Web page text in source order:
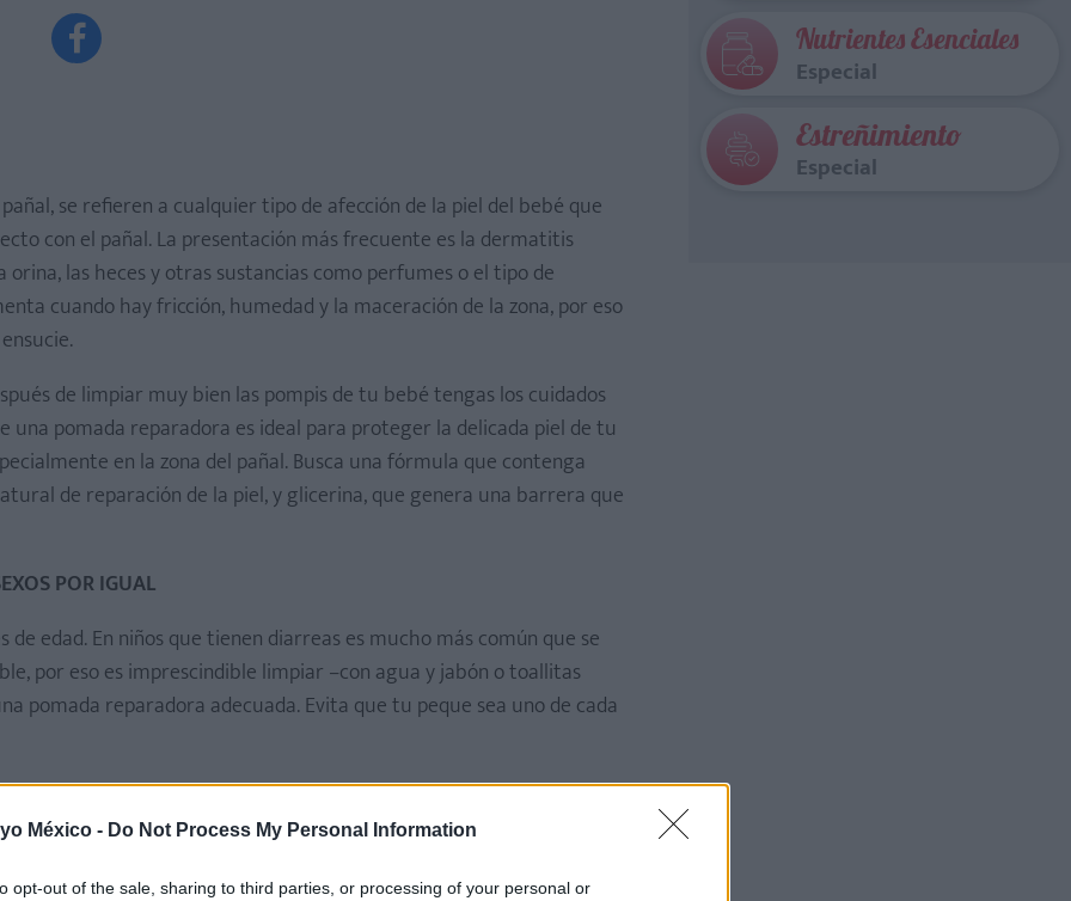
México - Do Not Process My Personal Information
opt-out of the sale, sharing to third parties, or processing of your personal or

se refieren a cualquier tipo de afección de la piel del bebé que
con el pañal. La presentación más frecuente es la dermatitis
las heces y otras sustancias como perfumes o el tipo de
cuando hay fricción, humedad y la maceración de la zona, por eso
de limpiar muy bien las pompis de tu bebé tengas los cuidados
pomada reparadora es ideal para proteger la delicada piel de tu
en la zona del pañal. Busca una fórmula que contenga
de reparación de la piel, y glicerina, que genera una barrera que
POR IGUAL
edad. En niños que tienen diarreas es mucho más común que se
por eso es imprescindible limpiar –con agua y jabón o toallitas
pomada reparadora adecuada. Evita que tu peque sea uno de cada
brindarás diferentes sensaciones que promueven su desarrollo.
Nutrientes Esenciales
Especial
Estreñimiento
Especial